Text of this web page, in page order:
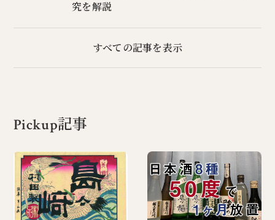
究を解説
すべての記事を表示
Pickup記事